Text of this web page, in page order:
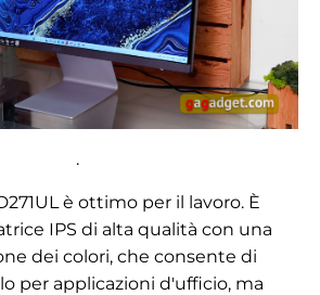
.
è ottimo per il lavoro. È
IPS di alta qualità con una
dei colori, che consente di
per applicazioni d'ufficio, ma